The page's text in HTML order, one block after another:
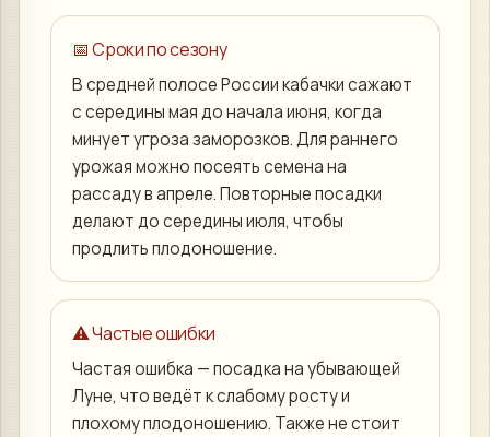
📅 Сроки по сезону
В средней полосе России кабачки сажают
с середины мая до начала июня, когда
минует угроза заморозков. Для раннего
урожая можно посеять семена на
рассаду в апреле. Повторные посадки
делают до середины июля, чтобы
продлить плодоношение.
⚠️ Частые ошибки
Частая ошибка — посадка на убывающей
Луне, что ведёт к слабому росту и
плохому плодоношению. Также не стоит